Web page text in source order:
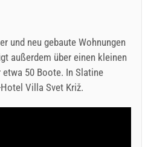
und neu gebaute Wohnungen
außerdem über einen kleinen
50 Boote. In Slatine
Villa Svet Križ.